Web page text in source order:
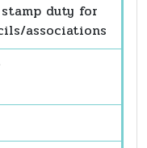
duty for
associations